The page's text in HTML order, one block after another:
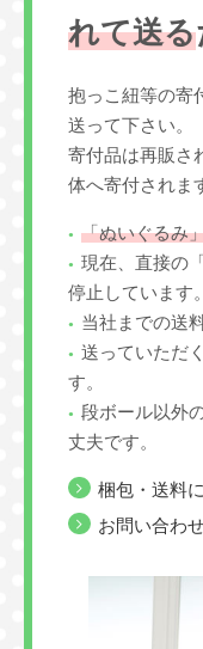
れて送る
抱っこ紐等の寄
送って下さい。
寄付品は再販さ
体へ寄付されま
「ぬいぐるみ
現在、直接の
停止しています。
当社までの送
送っていただ
す。
段ボール以外
丈夫です。
梱包・送料
お問い合わ